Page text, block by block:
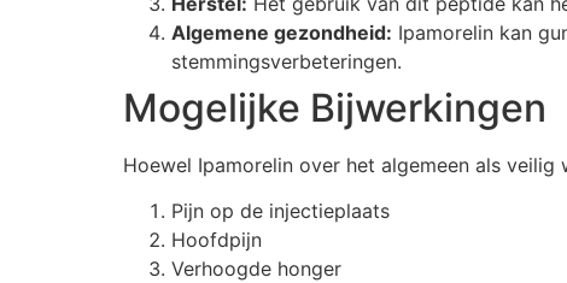
Algemene gezondheid: Ipamorelin kan
stemmingsverbeteringen.
Mogelijke Bijwerkingen
Hoewel Ipamorelin over het algemeen als
Pijn op de injectieplaats
Hoofdpijn
Verhoogde honger